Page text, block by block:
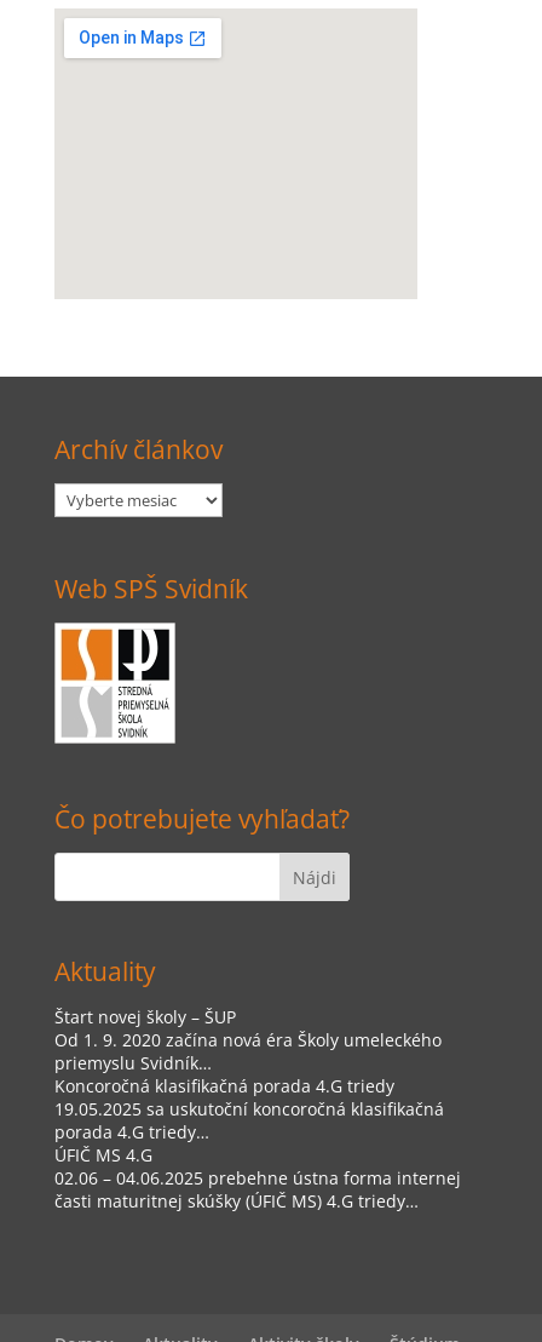
Archív článkov
Archív
článkov
Web SPŠ Svidník
Čo potrebujete vyhľadať?
Aktuality
Štart novej školy – ŠUP
Od 1. 9. 2020 začína nová éra Školy umeleckého
priemyslu Svidník…
Koncoročná klasifikačná porada 4.G triedy
19.05.2025 sa uskutoční koncoročná klasifikačná
porada 4.G triedy…
ÚFIČ MS 4.G
02.06 – 04.06.2025 prebehne ústna forma internej
časti maturitnej skúšky (ÚFIČ MS) 4.G triedy…